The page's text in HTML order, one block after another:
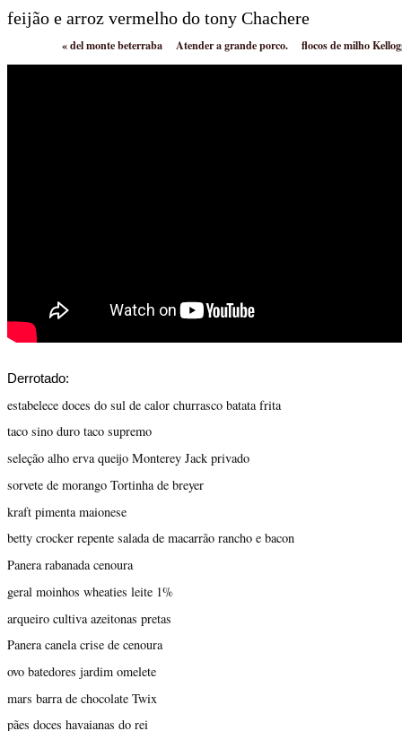
feijão e arroz vermelho do tony Chachere
«del monte beterraba Atender a grande porco. flocos de milho
Derrotado:
estabelece doces do sul de calor churrasco batata frita
taco sino duro taco supremo
seleção alho erva queijo Monterey Jack privado
sorvete de morango Tortinha de breyer
kraft pimenta maionese
betty crocker repente salada de macarrão rancho e bacon
Panera rabanada cenoura
geral moinhos wheaties leite 1%
arqueiro cultiva azeitonas pretas
Panera canela crise de cenoura
ovo batedores jardim omelete
mars barra de chocolate Twix
pães doces havaianas do rei